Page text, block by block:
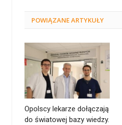
POWIĄZANEARTYKUŁY
Opolscy lekarze dołączają
do światowej bazy wiedzy.